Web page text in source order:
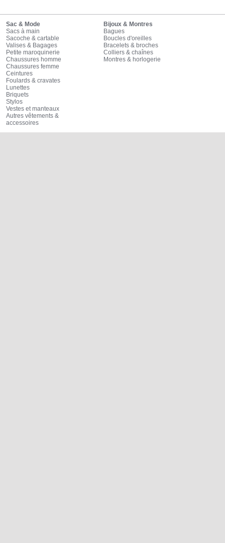
Sac & Mode
Sacs à main
Sacoche & cartable
Valises & Bagages
Petite maroquinerie
Chaussures homme
Chaussures femme
Ceintures
Foulards & cravates
Lunettes
Briquets
Stylos
Vestes et manteaux
Autres vêtements &
accessoires
Bijoux & Montres
Bagues
Boucles d'oreilles
Bracelets & broches
Colliers & chaînes
Montres & horlogerie